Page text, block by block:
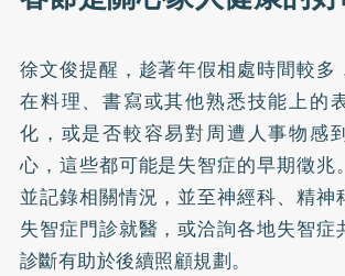
徐文俊提醒，趁著年假相處時間較多
在料理、書寫或其他熟悉技能上的
化，或是否較容易對周遭人事物感
心，這些都可能是失智症的早期徵兆
並記錄相關情況，並至神經科、精神
失智症門診就醫，或洽詢各地失智症
診斷有助於後續照顧規劃。